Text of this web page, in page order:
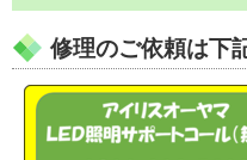
修理のご依頼は下